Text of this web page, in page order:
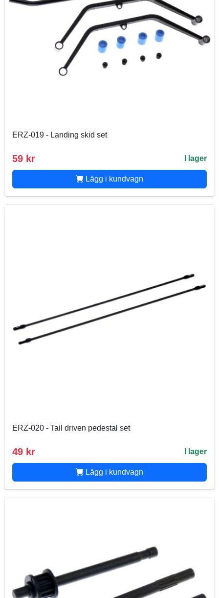
ERZ-019 - Landing skid set
59 kr I lager
Lägg i kundvagn
ERZ-020 - Tail driven pedestal set
49 kr I lager
Lägg i kundvagn